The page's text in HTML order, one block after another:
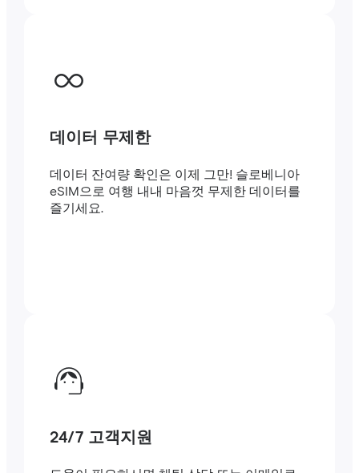
데이터 무제한
데이터 잔여량 확인은 이제 그만! 슬로베니아
eSIM으로 여행 내내 마음껏 무제한 데이터를
즐기세요.
24/7 고객지원